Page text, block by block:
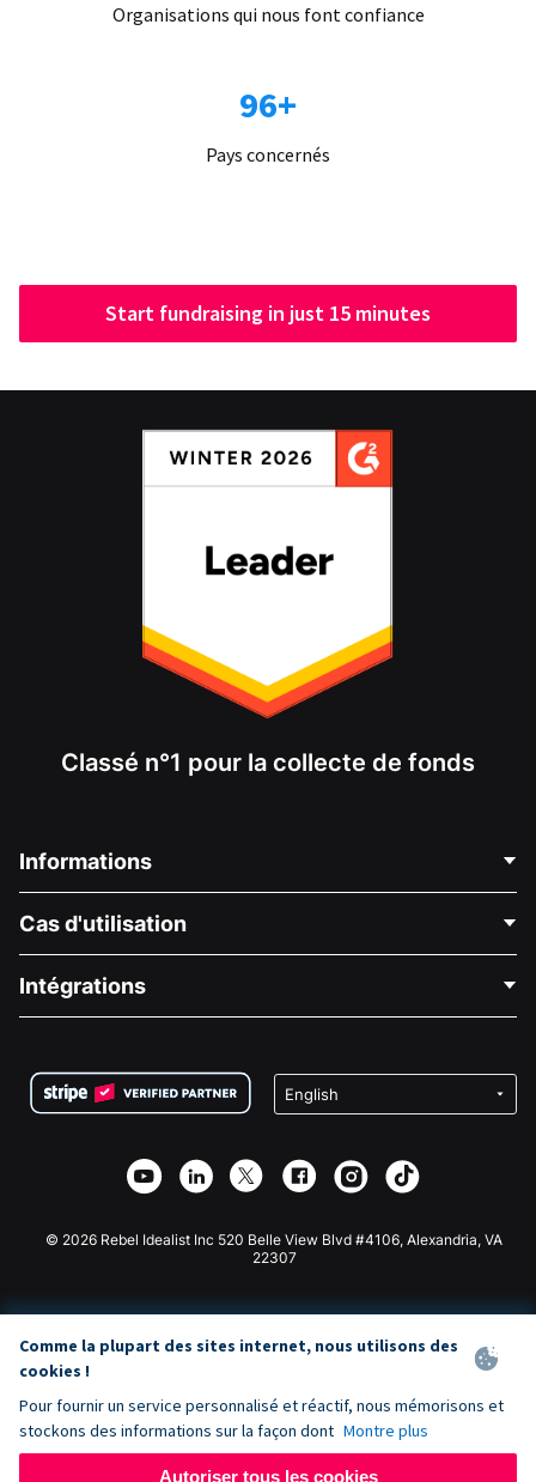
Organisations qui nous font confiance
96+
Pays concernés
Start fundraising in just 15 minutes
Classé n°1 pour la collecte de fonds
Informations
À propos de nous
Carrières
Confidentialité
Partenariat d'affiliation
Bibliothèque
Cas d'utilisation
Collecte de fonds médicale
Collecte de fonds caritative
Intégrations
Plugin de don Wix
Application de don Webflow
Don Joomla
© 2026 Rebel Idealist Inc 520 Belle View Blvd #4106, Alexandria, VA
22307
Comme la plupart des sites internet, nous utilisons des
cookies !
Pour fournir un service personnalisé et réactif, nous mémorisons et
stockons des informations sur la façon dont Montre plus
Autoriser tous les cookies